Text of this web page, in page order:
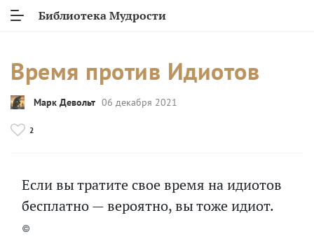
Библиотека Мудрости
Время против Идиотов
Марк Девольт 06 декабря 2021
2
Если вы тратите свое время на идиотов
бесплатно — вероятно, вы тоже идиот.
©